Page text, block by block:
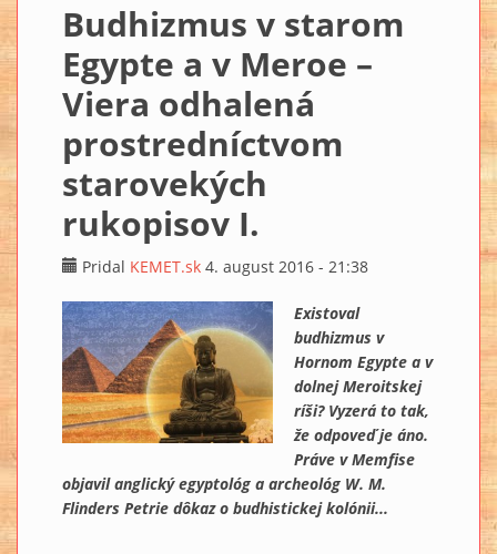
Budhizmus v starom
Egypte a v Meroe –
Viera odhalená
prostredníctvom
starovekých
rukopisov I.
Pridal KEMET.sk 4. august 2016 - 21:38
Existoval
budhizmus v
Hornom Egypte a v
dolnej Meroitskej
ríši? Vyzerá to tak,
že odpoveď je áno.
Práve v Memfise
objavil anglický egyptológ a archeológ W. M.
Flinders Petrie dôkaz o budhistickej kolónii...